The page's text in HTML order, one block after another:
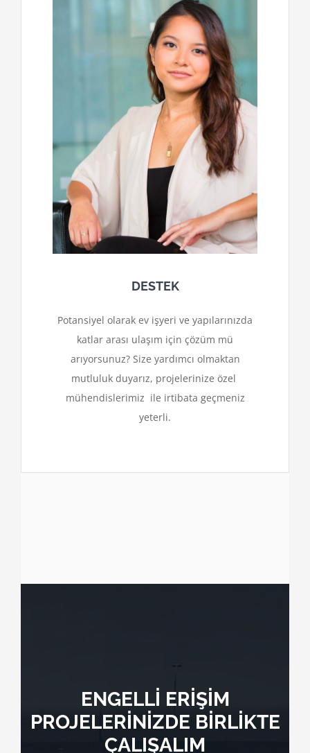
DESTEK
Potansiyel olarak ev işyeri ve yapılarınızda
katlar arası ulaşım için çözüm mü
arıyorsunuz? Size yardımcı olmaktan
mutluluk duyarız, projelerinize özel
mühendislerimiz ile irtibata geçmeniz
yeterli.
ENGELLİ ERİŞİM
PROJELERİNİZDE BİRLİKTE
ÇALIŞALIM